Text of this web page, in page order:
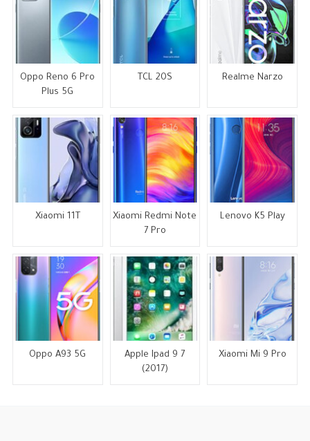
Oppo Reno 6 Pro
Plus 5G
TCL 20S Realme Narzo
Xiaomi 11T
Xiaomi Redmi Note
7 Pro
Lenovo K5 Play
Oppo A93 5G
Apple Ipad 9 7
(2017)
Xiaomi Mi 9 Pro